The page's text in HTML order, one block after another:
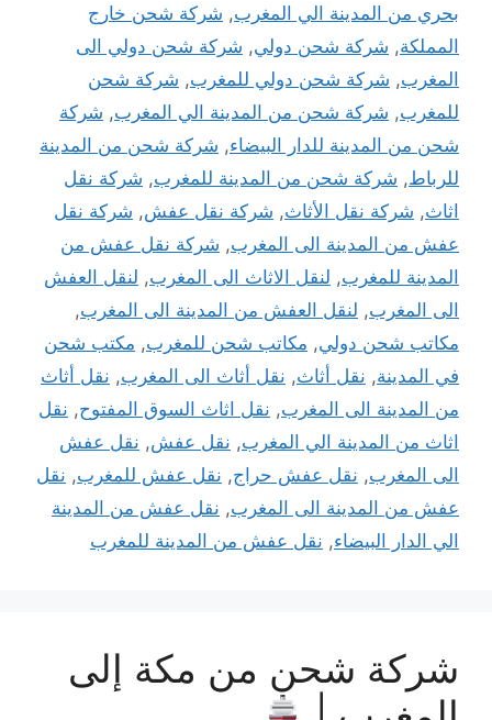
بحري من المدينة الي المغرب, شركة شحن خارج
المملكة, شركة شحن دولي, شركة شحن دولي الى
المغرب, شركة شحن دولي للمغرب, شركة شحن
للمغرب, شركة شحن من المدينة الي المغرب, شركة
شحن من المدينة للدار البيضاء, شركة شحن من المدينة
للرباط, شركة شحن من المدينة للمغرب, شركة نقل
اثاث, شركة نقل الأثاث, شركة نقل عفش, شركة نقل
عفش من المدينة الى المغرب, شركة نقل عفش من
المدينة للمغرب, لنقل الاثاث الى المغرب, لنقل العفش
الى المغرب, لنقل العفش من المدينة الى المغرب,
مكاتب شحن دولي, مكاتب شحن للمغرب, مكتب شحن
في المدينة, نقل أثاث, نقل أثاث الى المغرب, نقل أثاث
من المدينة الى المغرب, نقل اثاث السوق المفتوح, نقل
اثاث من المدينة الي المغرب, نقل عفش, نقل عفش
الى المغرب, نقل عفش حراج, نقل عفش للمغرب, نقل
عفش من المدينة الى المغرب, نقل عفش من المدينة
الي الدار البيضاء, نقل عفش من المدينة للمغرب
شركة شحن من مكة إلى